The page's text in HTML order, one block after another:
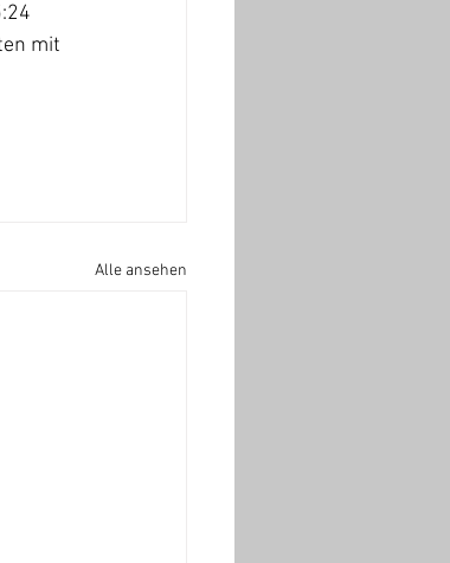
mit
Alle ansehen